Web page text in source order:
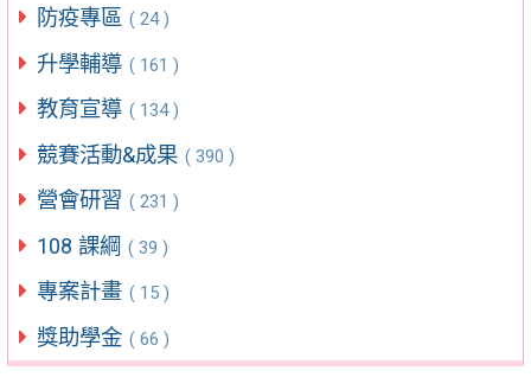
防疫專區 ( 24 )
升學輔導 ( 161 )
教育宣導 ( 134 )
競賽活動&成果 ( 390 )
營會研習 ( 231 )
108 課綱 ( 39 )
專案計畫 ( 15 )
獎助學金 ( 66 )